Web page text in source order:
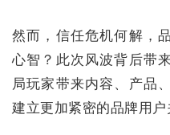
然而，信任危机何解，
心智？此次风波背后带
局玩家带来内容、产品
建立更加紧密的品牌用户